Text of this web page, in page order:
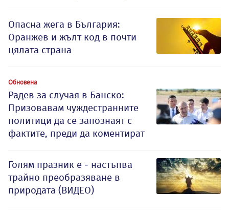
Опасна жега в България:
Оранжев и жълт код в почти
цялата страна
Обновена
Радев за случая в Банско:
Призовавам чуждестранните
политици да се запознаят с
фактите, преди да коментират
Голям празник е - настъпва
трайно преобразяване в
природата (ВИДЕО)